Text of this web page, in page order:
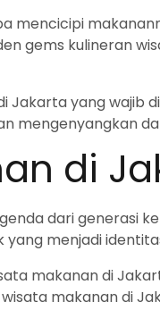
mencicipi
gems kulineran
Jakarta yang wajib
mengenyangkan
di
dari generasi
menjadi
makanan di
makanan di